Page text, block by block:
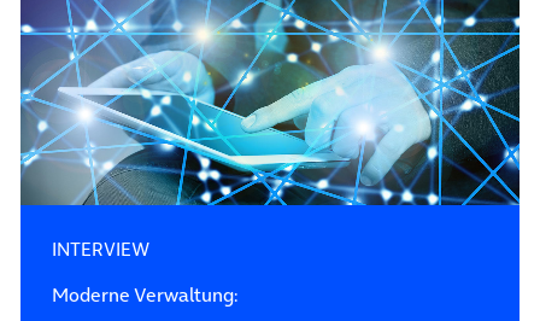
INTERVIEW
Moderne Verwaltung: